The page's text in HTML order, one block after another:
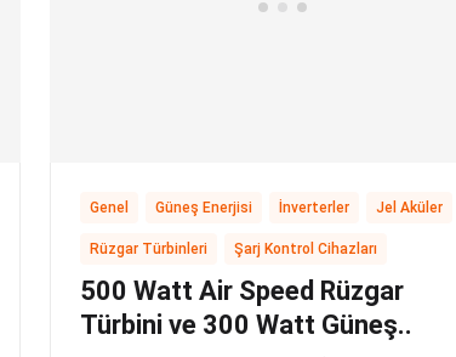
Genel Güneş Enerjisi İnverterler Jel Aküler
Rüzgar Türbinleri Şarj Kontrol Cihazları
500 Watt Air Speed Rüzgar
Türbini ve 300 Watt Güneş..